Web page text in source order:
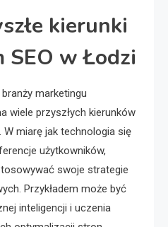
kierunki
w Łodzi
marketingu
wiele przyszłych kierunków
miarę jak technologia się
użytkowników,
swoje strategie
Przykładem może być
inteligencji i uczenia